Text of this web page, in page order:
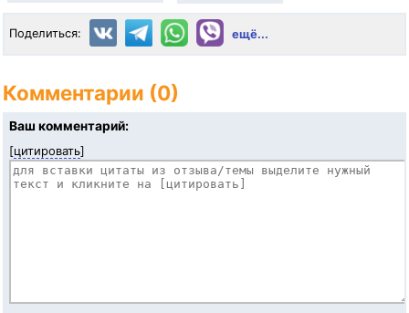
Поделиться: ещё...
Комментарии (0)
Ваш комментарий:
[цитировать]